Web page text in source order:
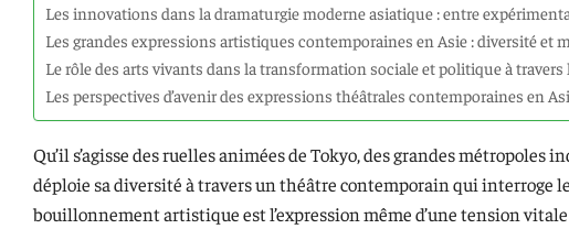
Les innovations dans la dramaturgie moderne asiatique : entre
Les grandes expressions artistiques contemporaines en Asie : diversité et
Le rôle des arts vivants dans la transformation sociale et politique à
Les perspectives d’avenir des expressions théâtrales contemporaines en
Qu’il s’agisse des ruelles animées de Tokyo, des grandes
déploie sa diversité à travers un théâtre contemporain qui interroge
bouillonnement artistique est l’expression même d’une tension